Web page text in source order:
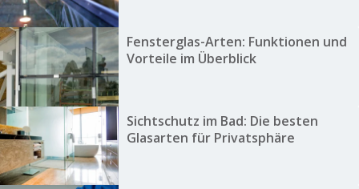
Fensterglas-Arten: Funktionen und
Vorteile im Überblick
Sichtschutz im Bad: Die besten
Glasarten für Privatsphäre